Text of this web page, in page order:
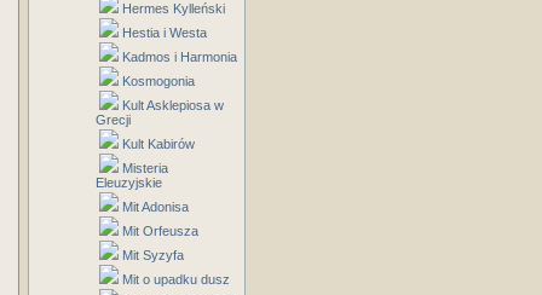
Hermes Kylleński
Hestia i Westa
Kadmos i Harmonia
Kosmogonia
Kult Asklepiosa w
Grecji
Kult Kabirów
Misteria
Eleuzyjskie
Mit Adonisa
Mit Orfeusza
Mit Syzyfa
Mit o upadku dusz